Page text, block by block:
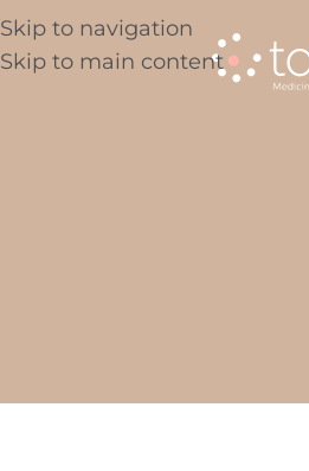
Skip to navigation
Skip to main content